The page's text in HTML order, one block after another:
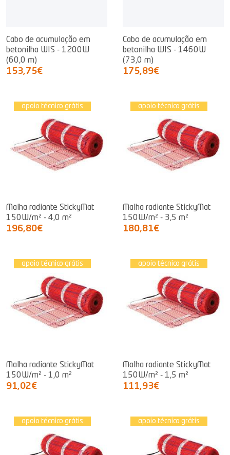
Cabo de acumulação em
betonilha WIS - 1200W
(60,0 m)
153,75€
Cabo de acumulação em
betonilha WIS - 1460W
(73,0 m)
175,89€
apoio técnico grátis
Malha radiante StickyMat
150W/m² - 4,0 m²
196,80€
apoio técnico grátis
Malha radiante StickyMat
150W/m² - 3,5 m²
180,81€
apoio técnico grátis
Malha radiante StickyMat
150W/m² - 1,0 m²
91,02€
apoio técnico grátis
Malha radiante StickyMat
150W/m² - 1,5 m²
111,93€
apoio técnico grátis apoio técnico grátis